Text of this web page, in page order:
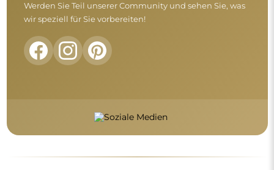
Werden Sie Teil unserer Community und sehen Sie, was
wir speziell für Sie vorbereiten!